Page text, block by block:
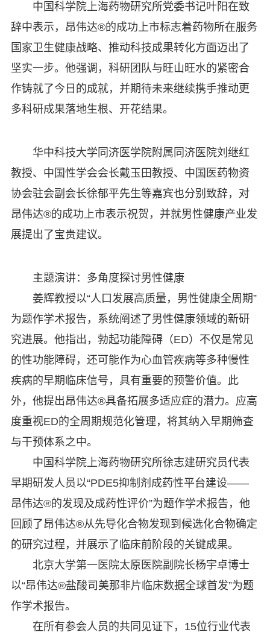
中国科学院上海药物研究所党委书记叶阳在致
辞中表示，昂伟达®的成功上市标志着药物所在服务
国家卫生健康战略、推动科技成果转化方面迈出了
坚实一步。他强调，科研团队与旺山旺水的紧密合
作铸就了今日的成就，并期待未来继续携手推动更
多科研成果落地生根、开花结果。
华中科技大学同济医学院附属同济医院刘继红
教授、中国性学会会长戴玉田教授、中国医药物资
协会驻会副会长徐郁平先生等嘉宾也分别致辞，对
昂伟达®的成功上市表示祝贺，并就男性健康产业发
展提出了宝贵建议。
主题演讲：多角度探讨男性健康
姜辉教授以“人口发展高质量，男性健康全周期”
为题作学术报告，系统阐述了男性健康领域的新研
究进展。他指出，勃起功能障碍（ED）不仅是常见
的性功能障碍，还可能作为心血管疾病等多种慢性
疾病的早期临床信号，具有重要的预警价值。此
外，他提出昂伟达®具备拓展多适应症的潜力。应高
度重视ED的全周期规范化管理，将其纳入早期筛查
与干预体系之中。
中国科学院上海药物研究所徐志建研究员代表
早期研发人员以“PDE5抑制剂成药性平台建设——
昂伟达®的发现及成药性评价”为题作学术报告，他
回顾了昂伟达®从先导化合物发现到候选化合物确定
的研究过程，并展示了临床前阶段的关键成果。
北京大学第一医院太原医院副院长杨宇卓博士
以“昂伟达®盐酸司美那非片临床数据全球首发”为题
作学术报告。
在所有参会人员的共同见证下，15位行业代表